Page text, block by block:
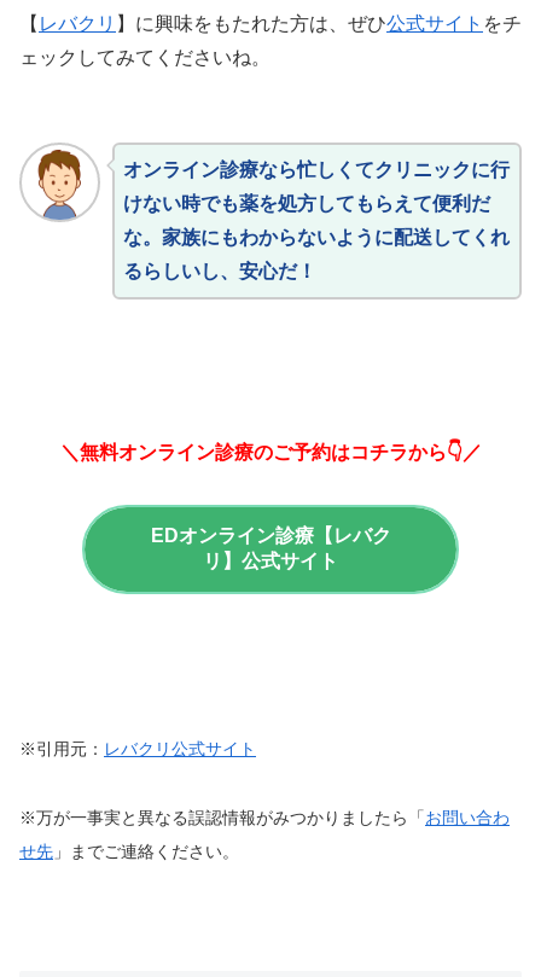
【 レバクリ 】に興味をもたれた方は、ぜひ公式サイト をチ
ェックしてみてくださいね。
オンライン診療なら忙しくてクリニックに行
けない時でも薬を処方してもらえて便利だ
な。家族にもわからないように配送してくれ
るらしいし、安心だ！
＼無料オンライン診療のご予約はコチラから👇／
EDオンライン診療【レバク
リ】公式サイト
※引用元： レバクリ公式サイト
※万が一事実と異なる誤認情報がみつかりましたら「お問い合わ
せ先 」までご連絡ください。